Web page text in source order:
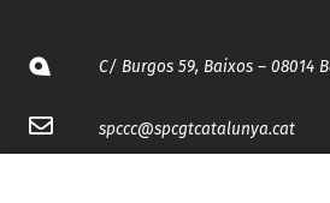
C/ Burgos 59, Baixos – 08014
spccc@spcgtcatalunya.cat